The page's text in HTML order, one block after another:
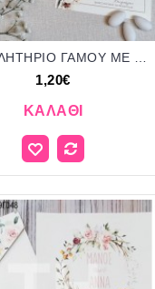
1,20€
ΚΑΛΆΘΙ